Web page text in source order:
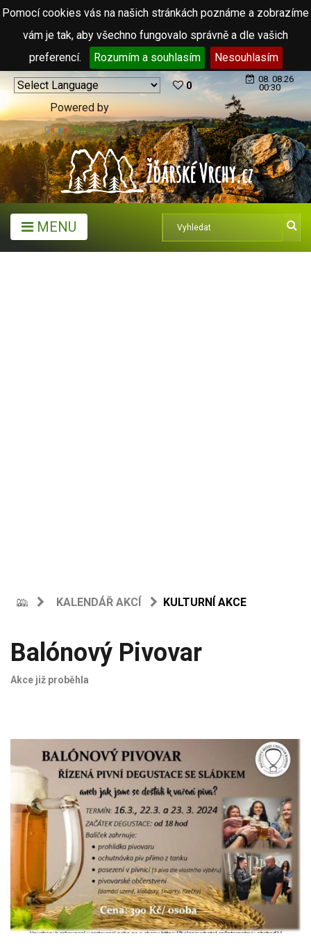
Pomocí cookies vás na našich stránkách poznáme a zobrazíme
vám je tak, aby všechno fungovalo správně a dle vašich
preferencí.
Rozumím a souhlasím Nesouhlasím
Powered by
Translate
0
08. 08.26
00:30
MENU
KALENDÁŘ AKCÍ KULTURNÍ AKCE
Balónový Pivovar
Akce již proběhla